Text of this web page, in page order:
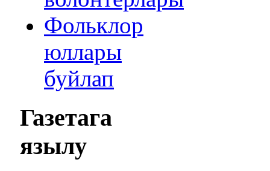
Фольклор
юллары
буйлап
Газетага
язылу